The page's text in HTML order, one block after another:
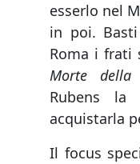
esserlo nel
in poi.
Roma i frati
Morte della
Rubens
acquistarla
Il focus